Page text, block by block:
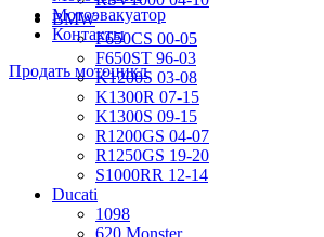
BMW
F650CS 00-05
F650ST 96-03
K1200S 03-08
K1300R 07-15
K1300S 09-15
R1200GS 04-07
R1250GS 19-20
S1000RR 12-14
Ducati
1098
620 Monster
Мотоэвакуатор
Контакты
Продать мотоцикл